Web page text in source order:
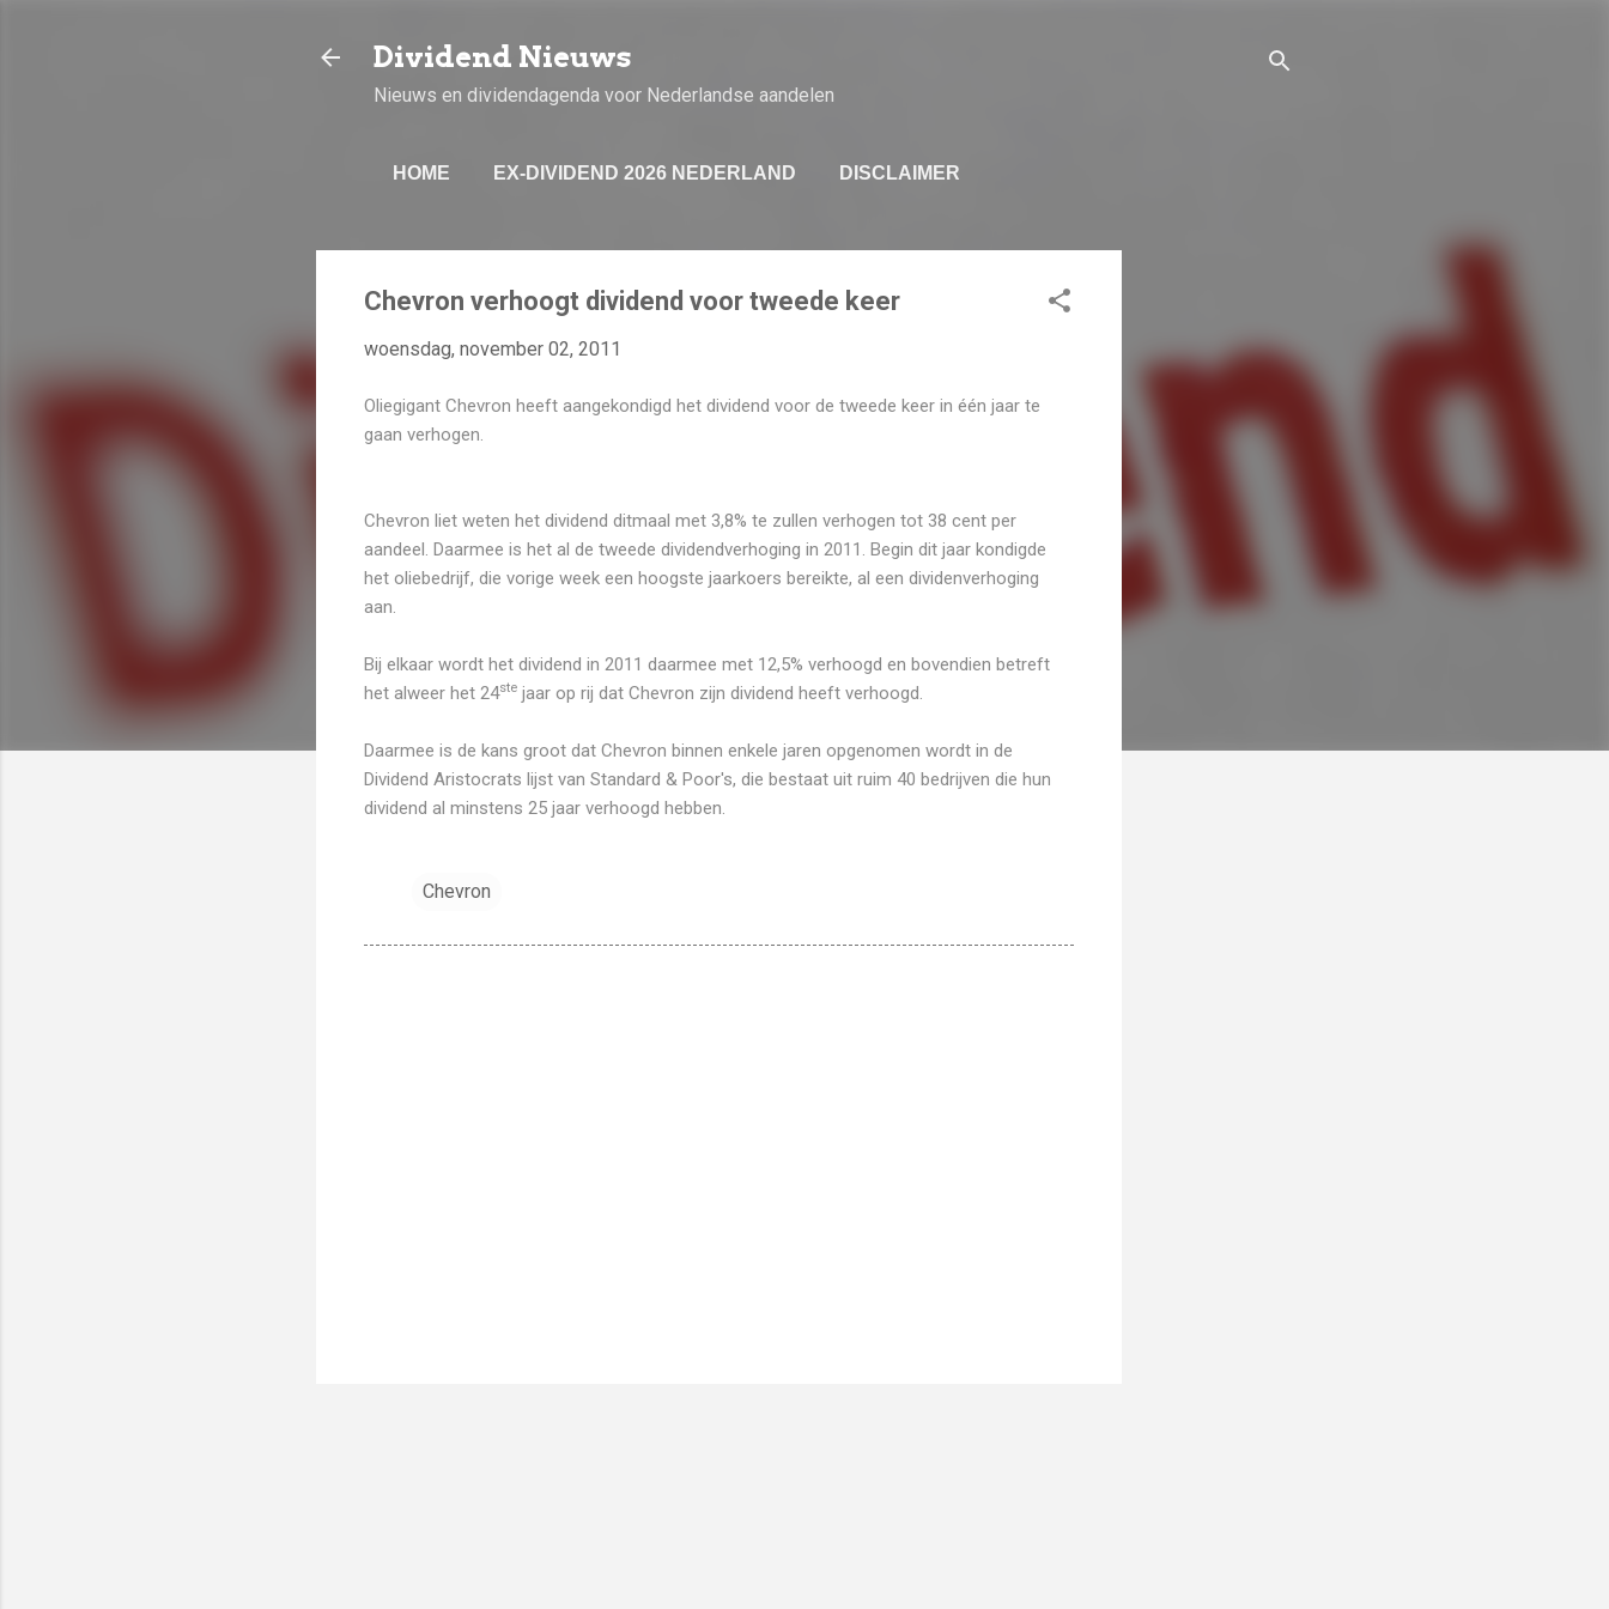
Dividend Nieuws
Nieuws en dividendagenda voor Nederlandse aandelen
HOME EX-DIVIDEND 2026 NEDERLAND DISCLAIMER
Chevron verhoogt dividend voor tweede keer
woensdag, november 02, 2011
Oliegigant Chevron heeft aangekondigd het dividend voor de tweede keer in één jaar te
gaan verhogen.
Chevron liet weten het dividend ditmaal met 3,8% te zullen verhogen tot 38 cent per
aandeel. Daarmee is het al de tweede dividendverhoging in 2011. Begin dit jaar kondigde
het oliebedrijf, die vorige week een hoogste jaarkoers bereikte, al een dividenverhoging
aan.
Bij elkaar wordt het dividend in 2011 daarmee met 12,5% verhoogd en bovendien betreft
het alweer het 24stejaar op rij dat Chevron zijn dividend heeft verhoogd.
Daarmee is de kans groot dat Chevron binnen enkele jaren opgenomen wordt in de
Dividend Aristocrats lijst van Standard & Poor's, die bestaat uit ruim 40 bedrijven die hun
dividend al minstens 25 jaar verhoogd hebben.
Chevron